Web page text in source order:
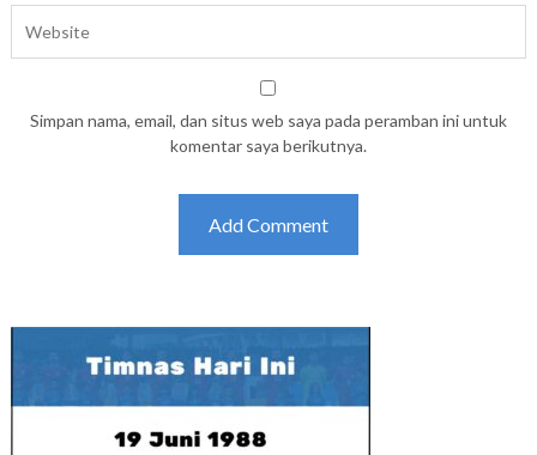
Simpan nama, email, dan situs web saya pada peramban ini untuk
komentar saya berikutnya.